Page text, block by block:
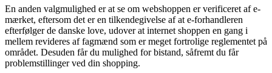
En anden valgmulighed er at se om webshoppen er verificeret af e-
mærket, eftersom det er en tilkendegivelse af at e-forhandleren
efterfølger de danske love, udover at internet shoppen en gang i
mellem revideres af fagmænd som er meget fortrolige reglementet på
området. Desuden får du mulighed for bistand, såfremt du får
problemstillinger ved din shopping.